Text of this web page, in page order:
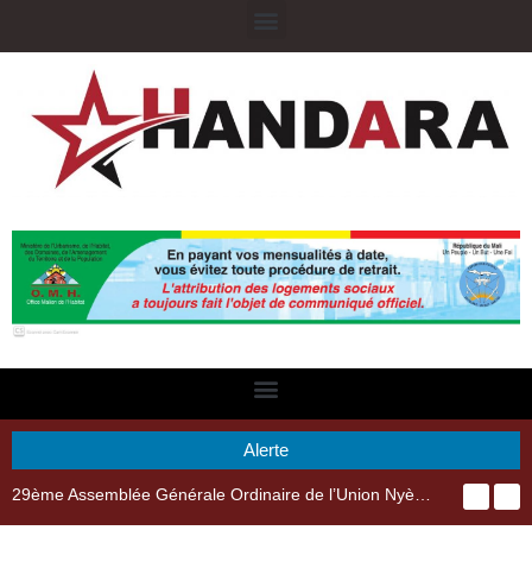
Alerte
29ème Assemblée Générale Ordinaire de l’Union Nyèsigiso : L’encours total des dépôts des membres passé de 18 milliards en 2024 à 21 milliards en 2025